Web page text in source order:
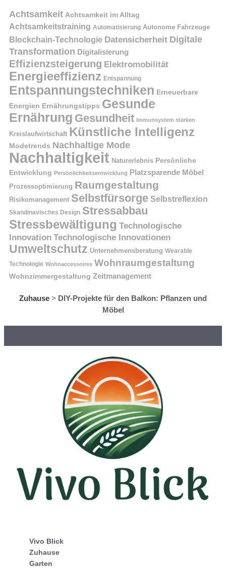
Achtsamkeit Achtsamkeit im Alltag
Achtsamkeitstraining Automatisierung Autonome Fahrzeuge
Blockchain-Technologie Datensicherheit Digitale
Transformation Digitalisierung
Effizienzsteigerung Elektromobilität
Energieeffizienz Entspannung
Entspannungstechniken Erneuerbare
Energien Ernährungstipps Gesunde
Ernährung Gesundheit Immunsystem stärken
Kreislaufwirtschaft Künstliche Intelligenz
Modetrends Nachhaltige Mode
Nachhaltigkeit Naturerlebnis Persönliche
Entwicklung Persönlichkeitsentwicklung Platzsparende Möbel
Prozessoptimierung Raumgestaltung
Risikomanagement Selbstfürsorge Selbstreflexion
Skandinavisches Design Stressabbau
Stressbewältigung Technologische
Innovation Technologische Innovationen
Umweltschutz Unternehmensberatung Wearable
Technologie Wohnaccessoires Wohnraumgestaltung
Wohnzimmergestaltung Zeitmanagement
Zuhause > DIY-Projekte für den Balkon: Pflanzen und
Möbel
Vivo Blick
Zuhause
Garten